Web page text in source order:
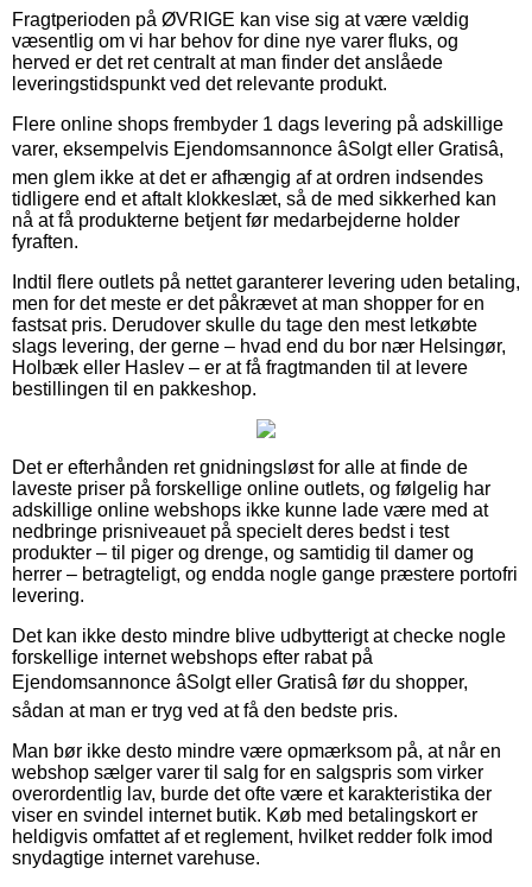
Fragtperioden på ØVRIGE kan vise sig at være vældig
væsentlig om vi har behov for dine nye varer fluks, og
herved er det ret centralt at man finder det anslåede
leveringstidspunkt ved det relevante produkt.
Flere online shops frembyder 1 dags levering på adskillige
varer, eksempelvis Ejendomsannonce âSolgt eller Gratisâ,
men glem ikke at det er afhængig af at ordren indsendes
tidligere end et aftalt klokkeslæt, så de med sikkerhed kan
nå at få produkterne betjent før medarbejderne holder
fyraften.
Indtil flere outlets på nettet garanterer levering uden betaling,
men for det meste er det påkrævet at man shopper for en
fastsat pris. Derudover skulle du tage den mest letkøbte
slags levering, der gerne – hvad end du bor nær Helsingør,
Holbæk eller Haslev – er at få fragtmanden til at levere
bestillingen til en pakkeshop.
Det er efterhånden ret gnidningsløst for alle at finde de
laveste priser på forskellige online outlets, og følgelig har
adskillige online webshops ikke kunne lade være med at
nedbringe prisniveauet på specielt deres bedst i test
produkter – til piger og drenge, og samtidig til damer og
herrer – betragteligt, og endda nogle gange præstere portofri
levering.
Det kan ikke desto mindre blive udbytterigt at checke nogle
forskellige internet webshops efter rabat på
Ejendomsannonce âSolgt eller Gratisâ før du shopper,
sådan at man er tryg ved at få den bedste pris.
Man bør ikke desto mindre være opmærksom på, at når en
webshop sælger varer til salg for en salgspris som virker
overordentlig lav, burde det ofte være et karakteristika der
viser en svindel internet butik. Køb med betalingskort er
heldigvis omfattet af et reglement, hvilket redder folk imod
snydagtige internet varehuse.